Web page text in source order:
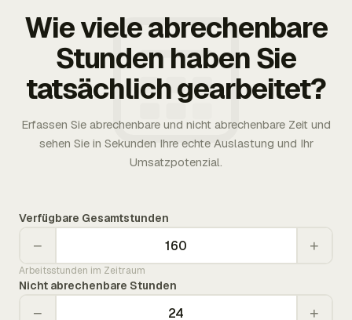
Wie viele abrechenbare
Stunden haben Sie
tatsächlich gearbeitet?
Erfassen Sie abrechenbare und nicht abrechenbare Zeit und
sehen Sie in Sekunden Ihre echte Auslastung und Ihr
Umsatzpotenzial.
Verfügbare Gesamtstunden
− +
Arbeitsstunden im Zeitraum
Nicht abrechenbare Stunden
− +